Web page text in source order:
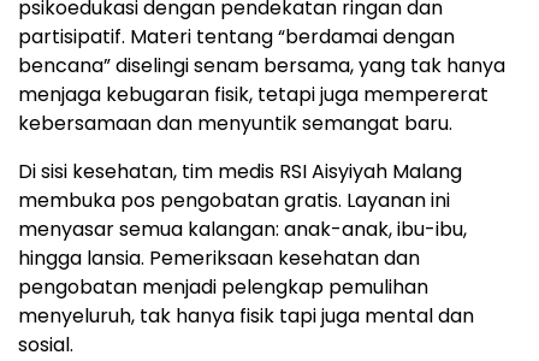
psikoedukasi dengan pendekatan ringan dan
partisipatif. Materi tentang “berdamai dengan
bencana” diselingi senam bersama, yang tak hanya
menjaga kebugaran fisik, tetapi juga mempererat
kebersamaan dan menyuntik semangat baru.
Di sisi kesehatan, tim medis RSI Aisyiyah Malang
membuka pos pengobatan gratis. Layanan ini
menyasar semua kalangan: anak-anak, ibu-ibu,
hingga lansia. Pemeriksaan kesehatan dan
pengobatan menjadi pelengkap pemulihan
menyeluruh, tak hanya fisik tapi juga mental dan
sosial.